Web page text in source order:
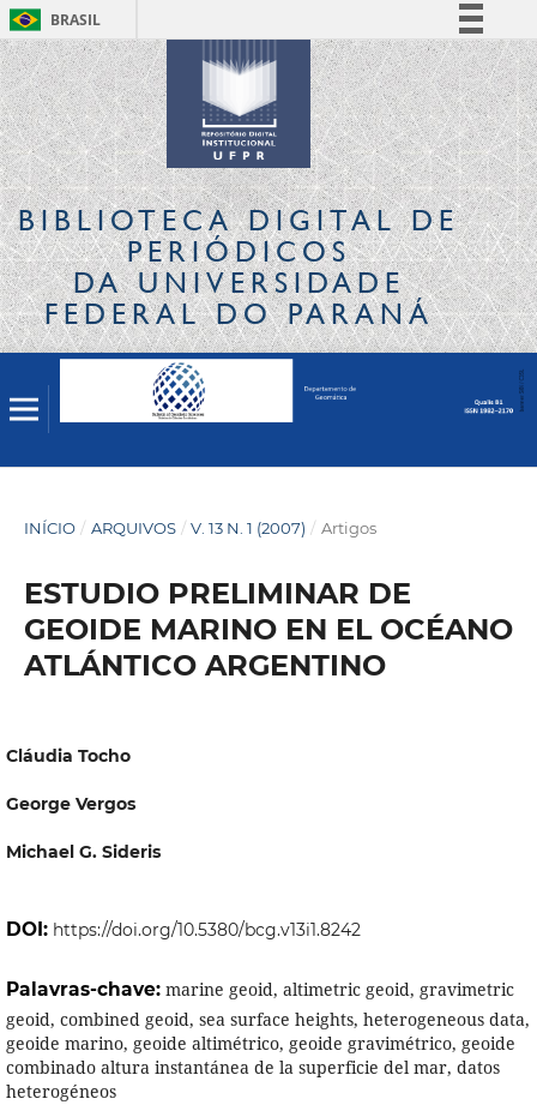
BRASIL
Simplifique!
Comunica BR
Participe
Acesso à informação
Legislação
Canais
BIBLIOTECA DIGITALDE
PERIÓDICOS
DA UNIVERSIDADE
FEDERAL DO PARANÁ
INÍCIO / ARQUIVOS / V. 13 N. 1 (2007) / Artigos
ESTUDIO PRELIMINAR DE
GEOIDE MARINO EN EL OCÉANO
ATLÁNTICO ARGENTINO
Cláudia Tocho
George Vergos
Michael G. Sideris
DOI: https://doi.org/10.5380/bcg.v13i1.8242
Palavras-chave: marine geoid, altimetric geoid, gravimetric
geoid, combined geoid, sea surface heights, heterogeneous data,
geoide marino, geoide altimétrico, geoide gravimétrico, geoide
combinado altura instantánea de la superficie del mar, datos
heterogéneos